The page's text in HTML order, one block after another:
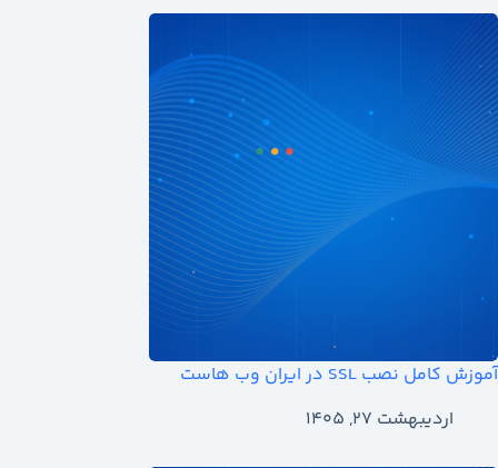
آموزش کامل نصب SSL در ایران وب هاست
اردیبهشت ۲۷, ۱۴۰۵